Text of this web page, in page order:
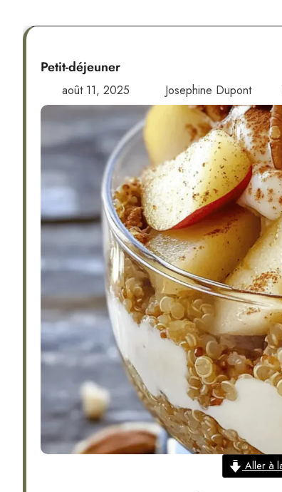
Petit-déjeuner
août 11, 2025 Josephine Dupont
Aller à